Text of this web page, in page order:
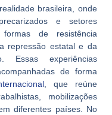
brasileira, onde
e setores
de resistência
repressão estatal e da
Essas experiências
de forma
, que reúne
mobilizações
diferentes países. No